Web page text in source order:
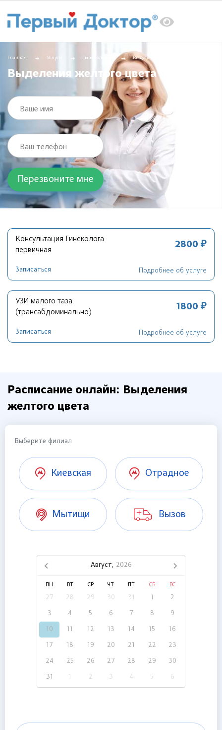
Главная Услуги Гинекология Выделения желтого цвета
Выделения желтого цвета
Ваше имя
Ваш телефон
Консультация Гинеколога
первичная
2800 ₽
Записаться Подробнее об услуге
УЗИ малого таза
(трансабдоминально)
1800 ₽
Записаться Подробнее об услуге
Расписание онлайн: Выделения
желтого цвета
Выберите филиал
Киевская Отрадное
Мытищи Вызов
Август, 2026
ПН ВТ СР ЧТ СБ ВС
27 28 29 30 31 1 2
3 4 5 6 7 8 9
10 11 12 13 14 15 16
17 18 19 20 21 22 23
24 25 26 27 28 29 30
31 1 2 3 4 5 6